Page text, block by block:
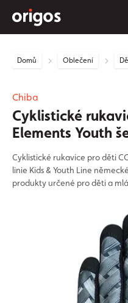
Domů Oblečení
Chiba
Cyklistické
Elements Youth
Cyklistické rukavice pro děti
linie Kids & Youth Line
produkty určené pro děti a